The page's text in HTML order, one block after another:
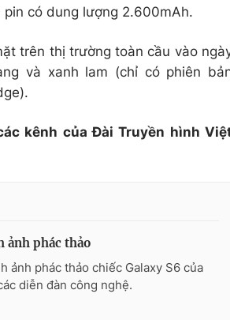
có dung lượng 2.600mAh.
trên thị trường toàn cầu vào
và xanh lam (chỉ có phiên
kênh của Đài Truyền hình
ảnh phác thảo
ảnh phác thảo chiếc Galaxy S6 của
diễn đàn công nghệ.